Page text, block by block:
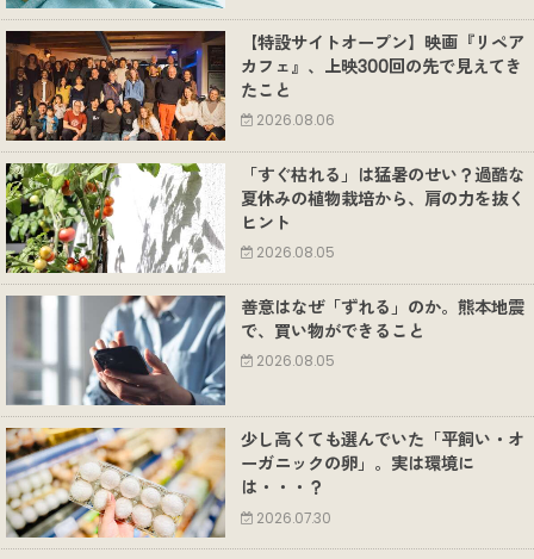
【特設サイトオープン】映画『リペア
カフェ』、上映300回の先で見えてき
たこと
2026.08.06
「すぐ枯れる」は猛暑のせい？過酷な
夏休みの植物栽培から、肩の力を抜く
ヒント
2026.08.05
善意はなぜ「ずれる」のか。熊本地震
で、買い物ができること
2026.08.05
少し高くても選んでいた「平飼い・オ
ーガニックの卵」。実は環境に
は・・・？
2026.07.30